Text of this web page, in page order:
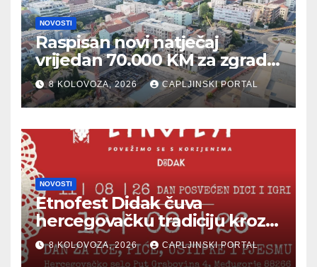
NOVOSTI
Raspisan novi natječaj
vrijedan 70.000 KM za zgradu
Autocesta FBiH u Mostaru
8 KOLOVOZA, 2026 CAPLJINSKI PORTAL
NOVOSTI
Etnofest Didak čuva
hercegovačku tradiciju kroz
pjesmu, običaje i
gastronomiju
8 KOLOVOZA, 2026 CAPLJINSKI PORTAL